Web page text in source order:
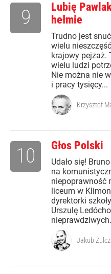
Lubię
hełmie
Trudno jest
wielu
krajowy pejzaż.
wielu ludzi
Nie można nie
i pracy tysięcy...
9
Krzysztof
Głos Polski
Udało się!
na
niepoprawność
liceum w
dyrektorki
Urszulę
10
Jakub